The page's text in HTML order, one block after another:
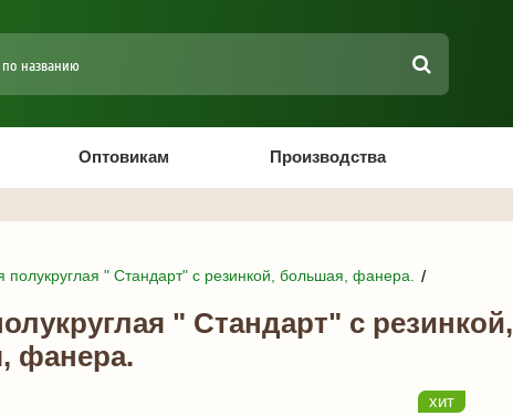
Оптовикам Производства
полукруглая " Стандарт" с резинкой, большая, фанера.
" Стандарт" с резинкой,
фанера.
хит